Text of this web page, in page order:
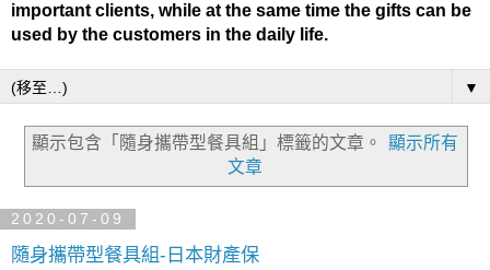
important clients, while at the same time the gifts can be
used by the customers in the daily life.
▼
顯示包含「隨身攜帶型餐具組」 標籤的文章。
顯示所有
文章
2020-07-09
隨身攜帶型餐具組-日本財產保